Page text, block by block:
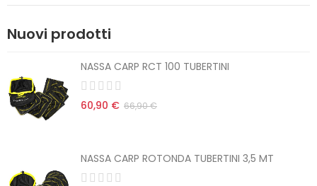
Nuovi prodotti
NASSA CARP RCT 100 TUBERTINI
60,90 € 66,90 €
NASSA CARP ROTONDA TUBERTINI 3,5 MT